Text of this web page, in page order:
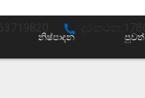
නිෂ්පාදන පුවත්